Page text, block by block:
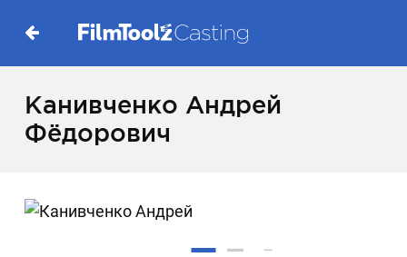
Канивченко Андрей
Фёдорович